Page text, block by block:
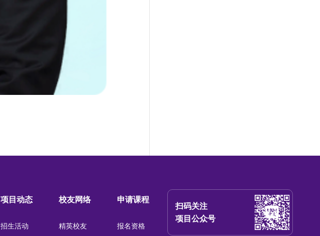
项目动态
招生活动
校友网络
精英校友
申请课程
报名资格
扫码关注
项目公众号